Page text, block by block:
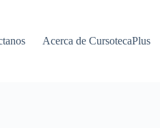
Acerca de CursotecaPlus